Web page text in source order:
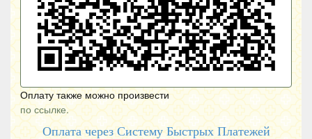
Оплату также можно произвести
по ссылке.
Оплата через Систему Быстрых Платежей